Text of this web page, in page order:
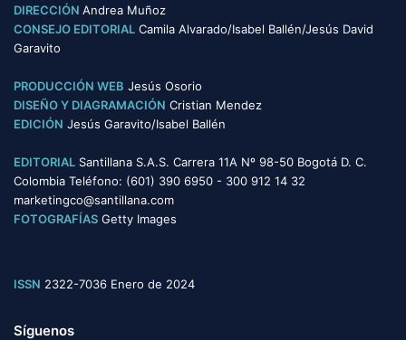
DIRECCIÓN Andrea Muñoz
CONSEJO EDITORIAL Camila Alvarado/Isabel Ballén/Jesús David
Garavito
PRODUCCIÓN WEB Jesús Osorio
DISEÑO Y DIAGRAMACIÓN Cristian Mendez
EDICIÓN Jesús Garavito/Isabel Ballén
EDITORIAL Santillana S.A.S. Carrera 11A Nº 98-50 Bogotá D. C.
Colombia Teléfono: (601) 390 6950 - 300 912 14 32
marketingco@santillana.com
FOTOGRAFÍAS Getty Images
ISSN 2322-7036 Enero de 2024
Síguenos